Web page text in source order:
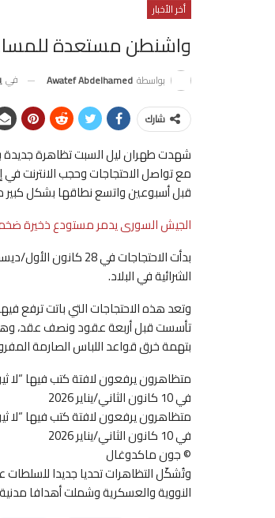
أخر الأخبار
واشنطن مستعدة
بواسطة Awatef Abdelhamed في
شارك
شهدت طهران ليل السبت تظاهرة جديدة
مع تواصل الاحتجاجات وحجب الانترنت
قبل أسبوعين واتسع نطاقها بشكل
الجيش السورى يدمر مستودع ذخيرة
بدأت الاحتجاجات
الشرائية في البلاد.
وتعد هذه الاحتجاجات التي باتت ترفع
بتهمة خرق قواعد اللباس الصارمة
متظاهرون يرفعون لافتة كتب فيها “لا
في 10 كانون الثاني/يناير 2026
متظاهرون يرفعون لافتة كتب فيها “لا
في 10 كانون الثاني/يناير 2026
© جون ماكدوغال
النووية والعسكرية وشملت أهدافا